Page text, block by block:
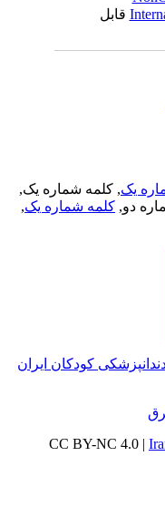
قابل
یک, کلمه شماره یک,
دو,کلمه شماره یک,
کودکان ایران